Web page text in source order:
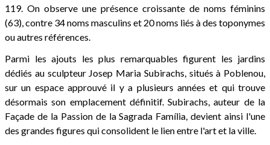
119. On observe une présence croissante de noms féminins
(63), contre 34 noms masculins et 20 noms liés à des toponymes
ou autres références.
Parmi les ajouts les plus remarquables figurent les jardins
dédiés au sculpteur Josep Maria Subirachs, situés à Poblenou,
sur un espace approuvé il y a plusieurs années et qui trouve
désormais son emplacement définitif. Subirachs, auteur de la
Façade de la Passion de la Sagrada Família, devient ainsi l'une
des grandes figures qui consolident le lien entre l'art et la ville.